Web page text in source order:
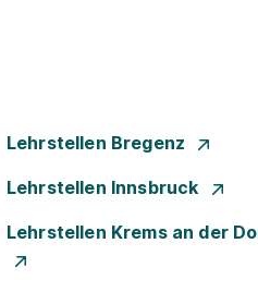
Lehrstellen Bregenz
Lehrstellen Innsbruck
Lehrstellen Krems an der